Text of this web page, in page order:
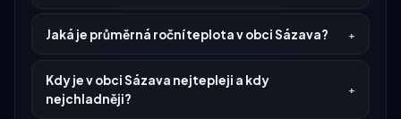
Jaká je průměrná roční teplota v obci Sázava?
Kdy je v obci Sázava nejtepleji a kdy
nejchladněji?